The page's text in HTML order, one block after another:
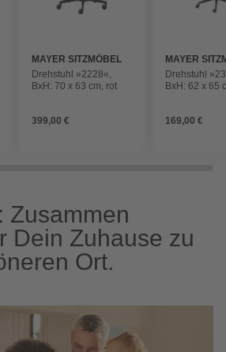
MAYER SITZMÖBEL
Drehstuhl »2228«,
BxH: 70 x 63 cm, rot
399,00 €
MAYER
Drehstuhl
BxH: 62 x 65
169,00 €
Zusammen
Dein Zuhause zu
Ort.